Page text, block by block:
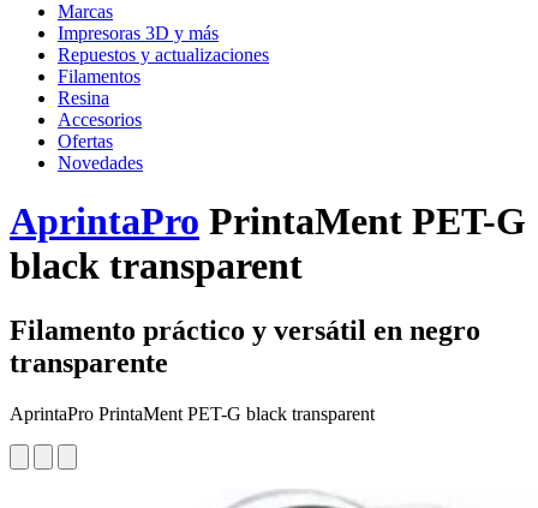
Marcas
Impresoras 3D y más
Repuestos y actualizaciones
Filamentos
Resina
Accesorios
Ofertas
Novedades
AprintaPro PrintaMent PET-G
black transparent
Filamento práctico y versátil en negro
transparente
AprintaPro PrintaMent PET-G black transparent